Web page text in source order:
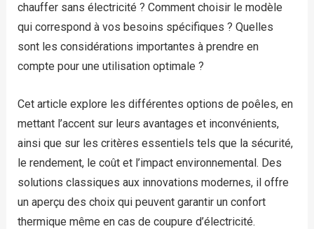
chauffer sans électricité ? Comment choisir le modèle
qui correspond à vos besoins spécifiques ? Quelles
sont les considérations importantes à prendre en
compte pour une utilisation optimale ?
Cet article explore les différentes options de poêles, en
mettant l’accent sur leurs avantages et inconvénients,
ainsi que sur les critères essentiels tels que la sécurité,
le rendement, le coût et l’impact environnemental. Des
solutions classiques aux innovations modernes, il offre
un aperçu des choix qui peuvent garantir un confort
thermique même en cas de coupure d’électricité.